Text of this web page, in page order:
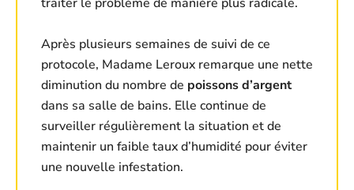
Après plusieurs semaines de suivi de ce
protocole, Madame Leroux remarque une nette
diminution du nombre de poissons d’argent
dans sa salle de bains. Elle continue de
surveiller régulièrement la situation et de
maintenir un faible taux d’humidité pour éviter
une nouvelle infestation.